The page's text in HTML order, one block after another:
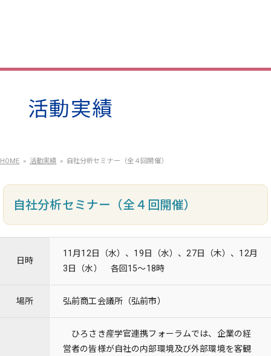
活動実績
HOME 活動実績 自社分析セミナー（全４回開催）
自社分析セミナー（全４回開催）
日時
11月12日（水）、19日（水）、27日（木）、12月
3日（水） 各回15～18時
場所 弘前商工会議所（弘前市）
ひろさき産学官連携フォーラムでは、企業の経
営者の皆様が自社の内部環境及び外部環境を客観